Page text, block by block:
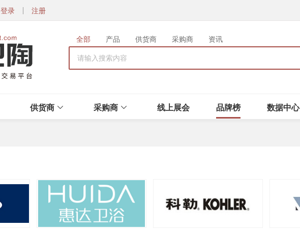
登录 注册
全部 产品 供货商 采购商
资讯
供货商 采购商 线上展会 品牌榜 数据中心